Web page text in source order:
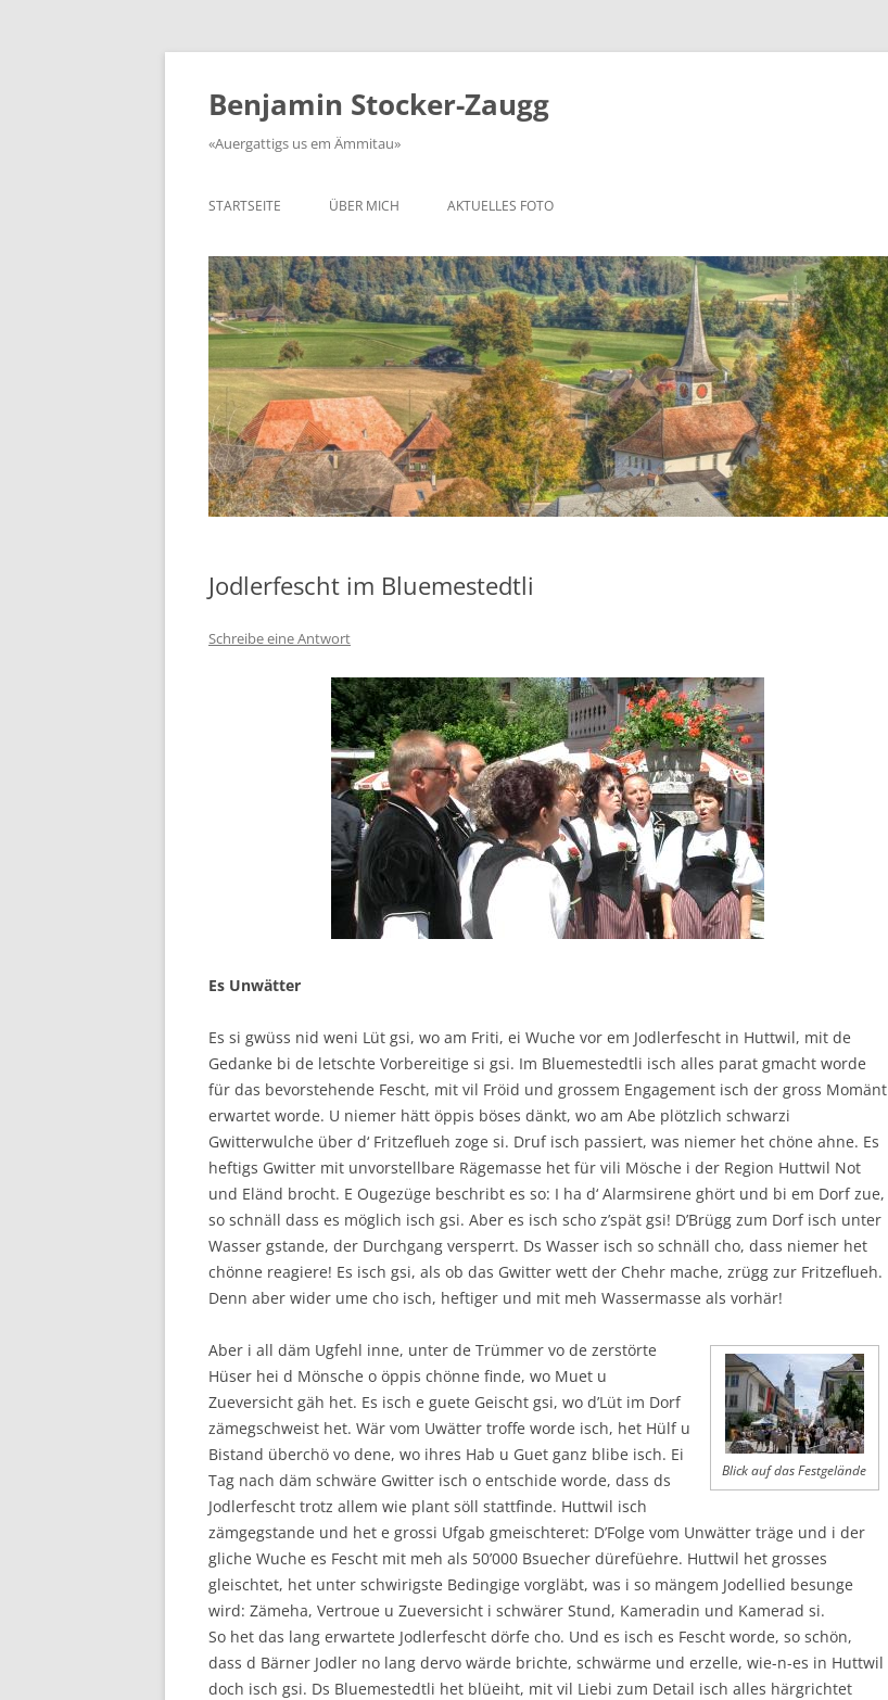
Zum
springen
Benjamin Stocker-Zaugg
«Auergattigs us em Ämmitau»
STARTSEITE ÜBER MICH AKTUELLES FOTO
Jodlerfescht im Bluemestedtli
Schreibe eine Antwort
Es Unwätter
Es si gwüss nid weni Lüt gsi, wo am Friti, ei Wuche vor em Jodlerfescht in Huttwil, mit de
Gedanke bi de letschte Vorbereitige si gsi. Im Bluemestedtli isch alles parat gmacht worde
für das bevorstehende Fescht, mit vil Fröid und grossem Engagement isch der gross Momänt
erwartet worde. U niemer hätt öppis böses dänkt, wo am Abe plötzlich schwarzi
Gwitterwulche über d‘ Fritzeflueh zoge si. Druf isch passiert, was niemer het chöne ahne. Es
heftigs Gwitter mit unvorstellbare Rägemasse het für vili Mösche i der Region Huttwil Not
und Eländ brocht. E Ougezüge beschribt es so: I ha d‘ Alarmsirene ghört und bi em Dorf zue,
so schnäll dass es möglich isch gsi. Aber es isch scho z’spät gsi! D’Brügg zum Dorf isch unter
Wasser gstande, der Durchgang versperrt. Ds Wasser isch so schnäll cho, dass niemer het
chönne reagiere! Es isch gsi, als ob das Gwitter wett der Chehr mache, zrügg zur Fritzeflueh.
Denn aber wider ume cho isch, heftiger und mit meh Wassermasse als vorhär!
Blick auf das Festgelände
Aber i all däm Ugfehl inne, unter de Trümmer vo de zerstörte
Hüser hei d Mönsche o öppis chönne finde, wo Muet u
Zueversicht gäh het. Es isch e guete Geischt gsi, wo d’Lüt im Dorf
zämegschweist het. Wär vom Uwätter troffe worde isch, het Hülf u
Bistand überchö vo dene, wo ihres Hab u Guet ganz blibe isch. Ei
Tag nach däm schwäre Gwitter isch o entschide worde, dass ds
Jodlerfescht trotz allem wie plant söll stattfinde. Huttwil isch
zämgegstande und het e grossi Ufgab gmeischteret: D’Folge vom Unwätter träge und i der
gliche Wuche es Fescht mit meh als 50’000 Bsuecher dürefüehre. Huttwil het grosses
gleischtet, het unter schwirigste Bedingige vorgläbt, was i so mängem Jodellied besunge
wird: Zämeha, Vertroue u Zueversicht i schwärer Stund, Kameradin und Kamerad si.
So het das lang erwartete Jodlerfescht dörfe cho. Und es isch es Fescht worde, so schön,
dass d Bärner Jodler no lang dervo wärde brichte, schwärme und erzelle, wie-n-es in Huttwil
doch isch gsi. Ds Bluemestedtli het blüeiht, mit vil Liebi zum Detail isch alles härgrichtet